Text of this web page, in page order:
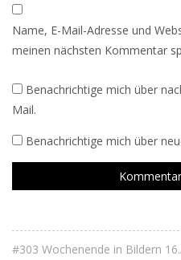
Name, E-Mail-Adresse und
meinen nächsten Kommentar
Benachrichtige mich über
Mail.
Benachrichtige mich über
#303 Wochenende in Bildern